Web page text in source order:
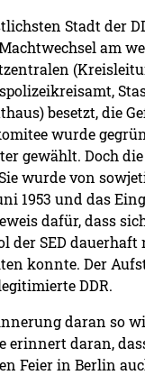
Stadt der
am
besetzt, die
wurde
gewählt. Doch
wurde von
1953 und das
dafür, dass
der SED
konnte. Der
DDR.
daran so
erinnert daran,
Feier in Berlin